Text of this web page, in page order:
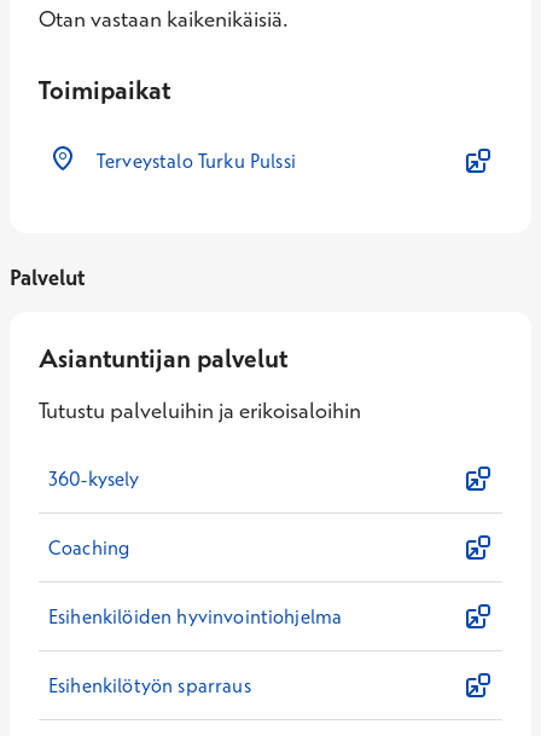
Otan vastaan kaikenikäisiä.
Toimipaikat
Terveystalo Turku Pulssi
Palvelut
Asiantuntijan palvelut
Tutustu palveluihin ja erikoisaloihin
360-kysely
Coaching
Esihenkilöiden hyvinvointiohjelma
Esihenkilötyön sparraus